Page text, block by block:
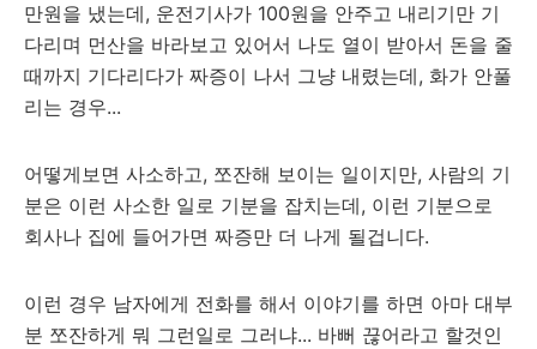
만원을 냈는데, 운전기사가 100원을 안주고 내리기만 기
다리며 먼산을 바라보고 있어서 나도 열이 받아서 돈을 줄
때까지 기다리다가 짜증이 나서 그냥 내렸는데, 화가 안풀
리는 경우...
어떻게보면 사소하고, 쪼잔해 보이는 일이지만, 사람의 기
분은 이런 사소한 일로 기분을 잡치는데, 이런 기분으로
회사나 집에 들어가면 짜증만 더 나게 될겁니다.
이런 경우 남자에게 전화를 해서 이야기를 하면 아마 대부
분 쪼잔하게 뭐 그런일로 그러냐... 바뻐 끊어라고 할것인